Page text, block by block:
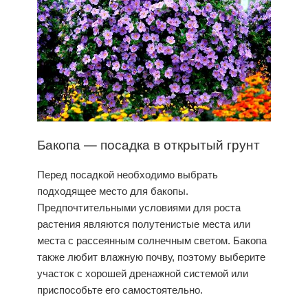
Бакопа — посадка в открытый грунт
Перед посадкой необходимо выбрать
подходящее место для бакопы.
Предпочтительными условиями для роста
растения являются полутенистые места или
места с рассеянным солнечным светом. Бакопа
также любит влажную почву, поэтому выберите
участок с хорошей дренажной системой или
приспособьте его самостоятельно.